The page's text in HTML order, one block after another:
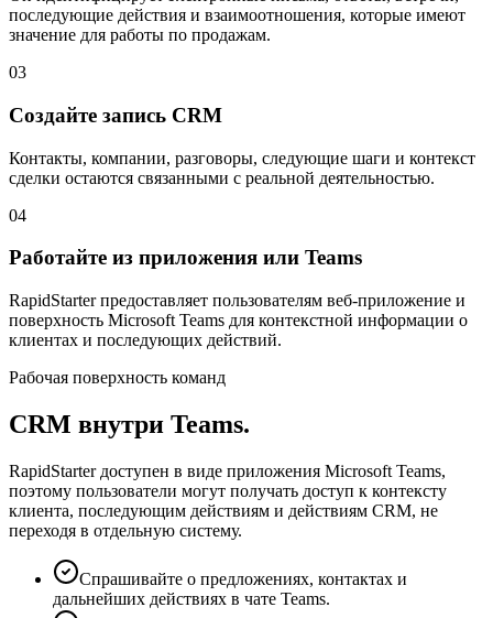
последующие действия и взаимоотношения, которые имеют
значение для работы по продажам.
03
Создайте запись CRM
Контакты, компании, разговоры, следующие шаги и контекст
сделки остаются связанными с реальной деятельностью.
04
Работайте из приложения или Teams
RapidStarter предоставляет пользователям веб-приложение и
поверхность Microsoft Teams для контекстной информации о
клиентах и ​​последующих действий.
Рабочая поверхность команд
CRM внутри Teams.
RapidStarter доступен в виде приложения Microsoft Teams,
поэтому пользователи могут получать доступ к контексту
клиента, последующим действиям и действиям CRM, не
переходя в отдельную систему.
Спрашивайте о предложениях, контактах и ​​
дальнейших действиях в чате Teams.